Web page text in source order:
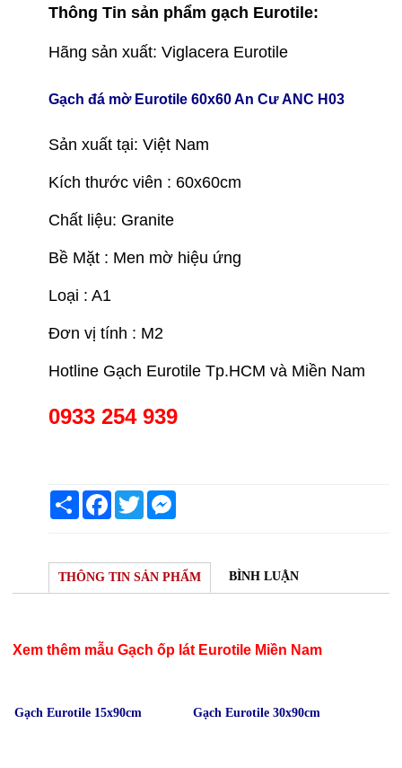
Thông Tin sản phẩm gạch Eurotile:
Hãng sản xuất: Viglacera Eurotile
Gạch đá mờ Eurotile 60x60 An Cư ANC H03
Sản xuất tại: Việt Nam
Kích thước viên : 60x60cm
Chất liệu: Granite
Bề Mặt : Men mờ hiệu ứng
Loại : A1
Đơn vị tính : M2
Hotline Gạch Eurotile Tp.HCM và Miền Nam
0933 254 939
Share Facebook
Twitter
THÔNG TIN SẢN PHẨM BÌNH LUẬN
Xem thêm mẫu Gạch ốp lát Eurotile Miền Nam
Gạch Eurotile 15x90cm Gạch Eurotile 30x90cm